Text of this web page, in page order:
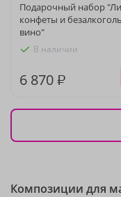
Подарочный набор
конфеты и
вино"
В наличии
6 870 ₽
Композиции для